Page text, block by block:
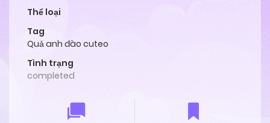
Thể loại
Tag
Quả anh đào cuteo
Tình trạng
completed